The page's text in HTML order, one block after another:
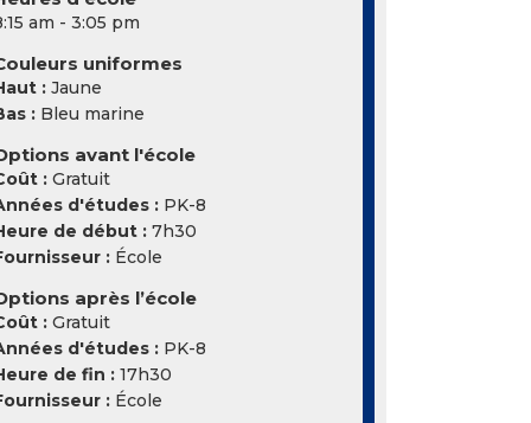
am - 3:05 pm
uniformes
:Jaune
:Bleu marine
avant l'école
:Gratuit
d'études :PK-8
de début :7h30
:École
après l’école
:Gratuit
d'études :PK-8
de fin :17h30
:École